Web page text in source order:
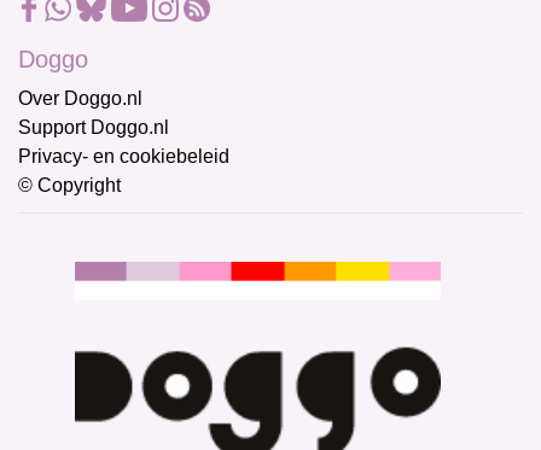
Doggo
Over Doggo.nl
Support Doggo.nl
Privacy- en cookiebeleid
© Copyright